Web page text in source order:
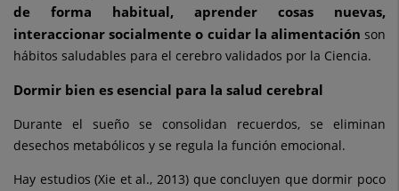
de forma habitual, aprender cosas nuevas,
interaccionar socialmente o cuidar la alimentación son
hábitos saludables para el cerebro validados por la Ciencia.
Dormir bien es esencial para la salud cerebral
Durante el sueño se consolidan recuerdos, se eliminan
desechos metabólicos y se regula la función emocional.
Hay estudios (Xie et al., 2013) que concluyen que dormir poco